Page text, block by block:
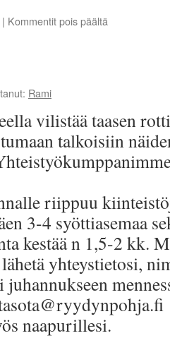
| Kommentit pois päältä
Rami
vilistää taasen
talkoisiin
riippuu
3-4 syöttiasemaa
kestää n 1,5-2 kk.
yhteystietosi,
naapurillesi.